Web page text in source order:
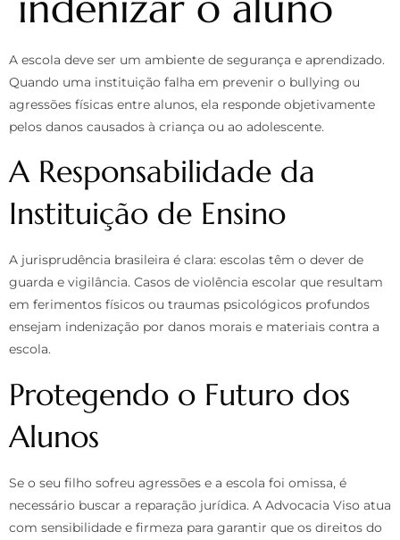
A escola deve ser um ambiente de segurança e aprendizado.
Quando uma instituição falha em prevenir o bullying ou
agressões físicas entre alunos, ela responde objetivamente
pelos danos causados à criança ou ao adolescente.
A Responsabilidade da
Instituição de Ensino
A jurisprudência brasileira é clara: escolas têm o dever de
guarda e vigilância. Casos de violência escolar que resultam
em ferimentos físicos ou traumas psicológicos profundos
ensejam indenização por danos morais e materiais contra a
escola.
Protegendo o Futuro dos
Alunos
Se o seu filho sofreu agressões e a escola foi omissa, é
necessário buscar a reparação jurídica. A Advocacia Viso atua
com sensibilidade e firmeza para garantir que os direitos do